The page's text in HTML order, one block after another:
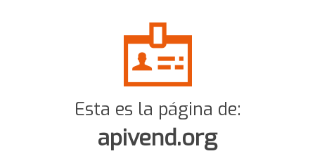
Esta es la página de:
apivend.org